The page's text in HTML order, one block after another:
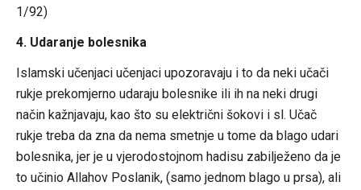
1/92)
4. Udaranje bolesnika
Islamski učenjaci učenjaci upozoravaju i to da neki učači
rukje prekomjerno udaraju bolesnike ili ih na neki drugi
način kažnjavaju, kao što su električni šokovi i sl. Učač
rukje treba da zna da nema smetnje u tome da blago udari
bolesnika, jer je u vjerodostojnom hadisu zabilježeno da je
to učinio Allahov Poslanik, (samo jednom blago u prsa), ali